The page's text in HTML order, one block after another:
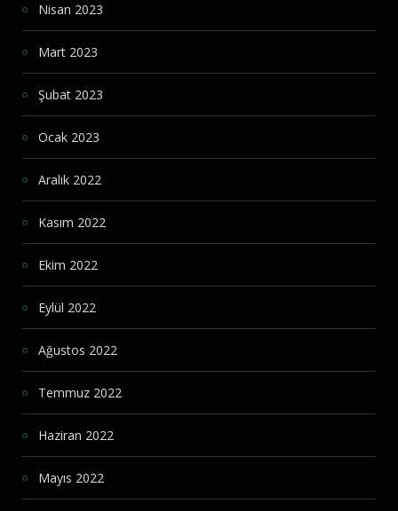
Nisan 2023
Mart 2023
Şubat 2023
Ocak 2023
Aralık 2022
Kasım 2022
Ekim 2022
Eylül 2022
Ağustos 2022
Temmuz 2022
Haziran 2022
Mayıs 2022